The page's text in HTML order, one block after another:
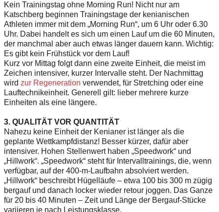
Kein Trainingstag ohne ­Morning Run! Nicht nur am
Katschberg beginnen Trainingstage der kenianischen
Athleten immer mit dem „Morning Run“, um 6 Uhr oder 6.30
Uhr. Dabei handelt es sich um einen Lauf um die 60 Minuten,
der manchmal aber auch etwas länger dauern kann. Wichtig:
Es gibt kein Frühstück vor dem Lauf!
Kurz vor Mittag folgt dann eine zweite Einheit, die meist im
Zeichen intensiver, kurzer Intervalle steht. Der Nachmittag
wird zur Regeneration verwendet, für Stretching oder eine
Lauftechnikeinheit. Generell gilt: lieber mehrere kurze
Einheiten als eine längere.
3. QUALITÄT VOR QUANTITÄT
Nahezu keine Einheit der Kenianer ist länger als die
geplante Wettkampfdistanz! Besser kürzer, dafür aber
intensiver. Hohen Stellenwert haben „Speedwork“ und
„Hillwork“. „Speedwork“ steht für Intervalltrainings, die, wenn
verfügbar, auf der 400-m-Laufbahn absolviert werden.
„Hillwork“ beschreibt Hügelläufe – etwa 100 bis 300 m zügig
bergauf und danach locker wieder retour joggen. Das Ganze
für 20 bis 40 Minuten – Zeit und Länge der Bergauf-Stücke
variieren je nach Leistungsklasse.